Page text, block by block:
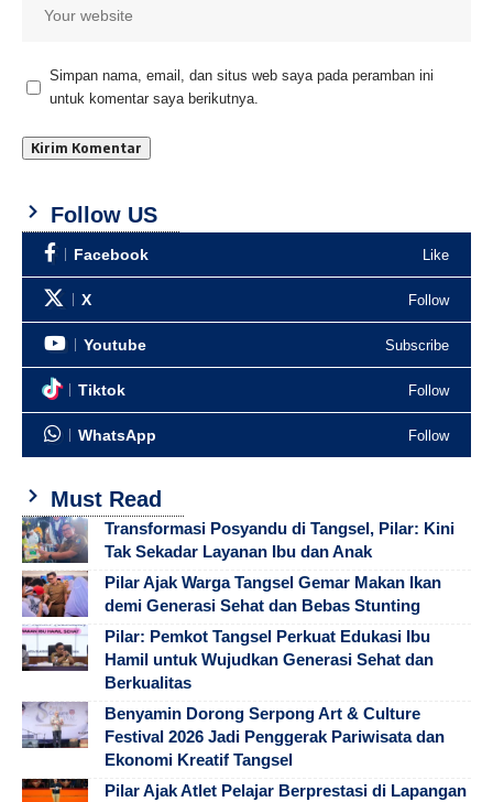
Simpan nama, email, dan situs web saya pada peramban ini
untuk komentar saya berikutnya.
Follow US
Facebook Like
X Follow
Youtube Subscribe
Tiktok Follow
WhatsApp Follow
Must Read
Transformasi Posyandu di Tangsel, Pilar: Kini
Tak Sekadar Layanan Ibu dan Anak
Pilar Ajak Warga Tangsel Gemar Makan Ikan
demi Generasi Sehat dan Bebas Stunting
Pilar: Pemkot Tangsel Perkuat Edukasi Ibu
Hamil untuk Wujudkan Generasi Sehat dan
Berkualitas
Benyamin Dorong Serpong Art & Culture
Festival 2026 Jadi Penggerak Pariwisata dan
Ekonomi Kreatif Tangsel
Pilar Ajak Atlet Pelajar Berprestasi di Lapangan